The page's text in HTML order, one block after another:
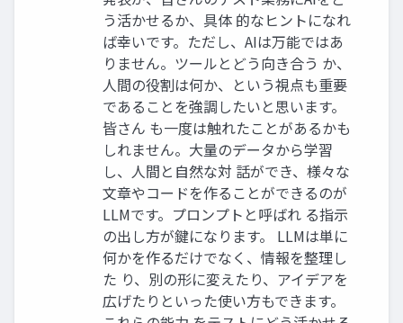
う活かせるか、具体 的なヒントになれ
ば幸いです。ただし、AIは万能ではあ
りません。ツールとどう向き合う か、
人間の役割は何か、という視点も重要
であることを強調したいと思います。
皆さん も一度は触れたことがあるかも
しれません。大量のデータから学習
し、人間と自然な対 話ができ、様々な
文章やコードを作ることができるのが
LLMです。プロンプトと呼ばれ る指示
の出し方が鍵になります。 LLMは単に
何かを作るだけでなく、情報を整理し
た り、別の形に変えたり、アイデアを
広げたりといった使い方もできます。